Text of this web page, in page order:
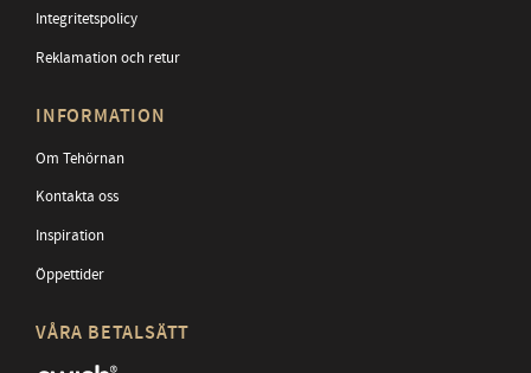
Integritetspolicy
Reklamation och retur
INFORMATION
Om Tehörnan
Kontakta oss
Inspiration
Öppettider
VÅRA BETALSÄTT